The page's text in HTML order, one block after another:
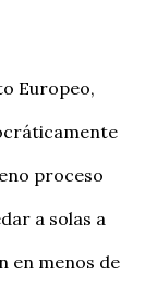
Europeo,
proceso
a solas a
en menos de